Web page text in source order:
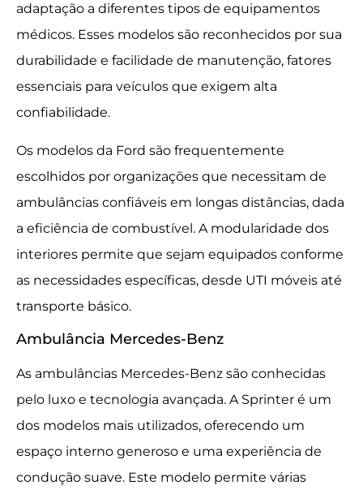
adaptação a diferentes tipos de equipamentos
médicos. Esses modelos são reconhecidos por sua
durabilidade e facilidade de manutenção, fatores
essenciais para veículos que exigem alta
confiabilidade.
Os modelos da Ford são frequentemente
escolhidos por organizações que necessitam de
ambulâncias confiáveis em longas distâncias, dada
a eficiência de combustível. A modularidade dos
interiores permite que sejam equipados conforme
as necessidades específicas, desde UTI móveis até
transporte básico.
Ambulância Mercedes-Benz
As ambulâncias Mercedes-Benz são conhecidas
pelo luxo e tecnologia avançada. A Sprinter é um
dos modelos mais utilizados, oferecendo um
espaço interno generoso e uma experiência de
condução suave. Este modelo permite várias